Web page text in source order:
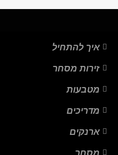
איך להתחיל
זירות מסחר
מטבעות
מדריכים
ארנקים
מסחר